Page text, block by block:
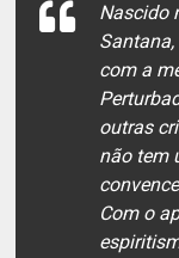
Nascido
com a
outras
não tem
Com o